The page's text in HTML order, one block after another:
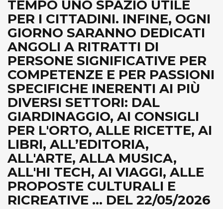
TEMPO UNO SPAZIO UTILE
PER I CITTADINI. INFINE, OGNI
GIORNO SARANNO DEDICATI
ANGOLI A RITRATTI DI
PERSONE SIGNIFICATIVE PER
COMPETENZE E PER PASSIONI
SPECIFICHE INERENTI AI PIÙ
DIVERSI SETTORI: DAL
GIARDINAGGIO, AI CONSIGLI
PER L'ORTO, ALLE RICETTE, AI
LIBRI, ALL’EDITORIA,
ALL'ARTE, ALLA MUSICA,
ALL'HI TECH, AI VIAGGI, ALLE
PROPOSTE CULTURALI E
RICREATIVE ... DEL 22/05/2026